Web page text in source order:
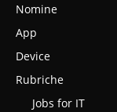
Nomine
App
Device
Rubriche
Jobs for IT